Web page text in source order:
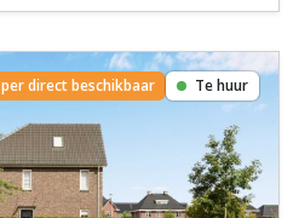
per direct beschikbaar Te huur